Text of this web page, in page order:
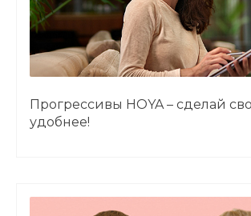
Прогрессивы HOYA – сделай
удобнее!